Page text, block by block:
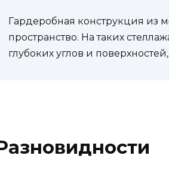
Гардеробная конструкция из
пространство. На таких
глубоких углов и